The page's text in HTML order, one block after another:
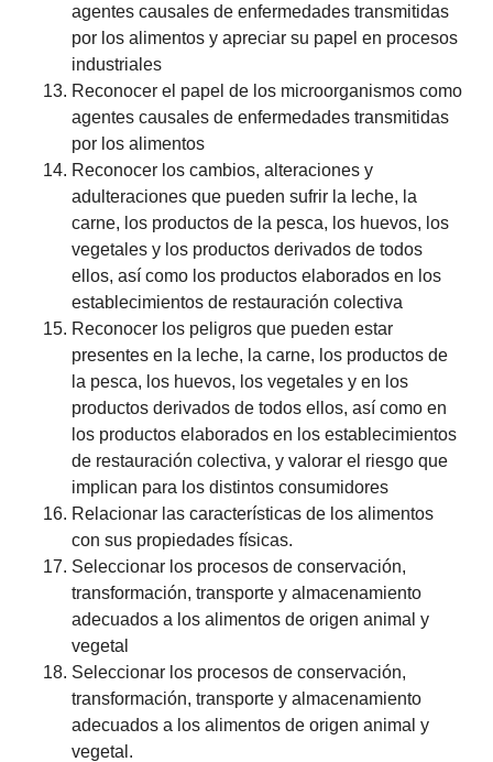
agentes causales de enfermedades transmitidas
por los alimentos y apreciar su papel en procesos
industriales
Reconocer el papel de los microorganismos como
agentes causales de enfermedades transmitidas
por los alimentos
Reconocer los cambios, alteraciones y
adulteraciones que pueden sufrir la leche, la
carne, los productos de la pesca, los huevos, los
vegetales y los productos derivados de todos
ellos, así como los productos elaborados en los
establecimientos de restauración colectiva
Reconocer los peligros que pueden estar
presentes en la leche, la carne, los productos de
la pesca, los huevos, los vegetales y en los
productos derivados de todos ellos, así como en
los productos elaborados en los establecimientos
de restauración colectiva, y valorar el riesgo que
implican para los distintos consumidores
Relacionar las características de los alimentos
con sus propiedades físicas.
Seleccionar los procesos de conservación,
transformación, transporte y almacenamiento
adecuados a los alimentos de origen animal y
vegetal
Seleccionar los procesos de conservación,
transformación, transporte y almacenamiento
adecuados a los alimentos de origen animal y
vegetal.